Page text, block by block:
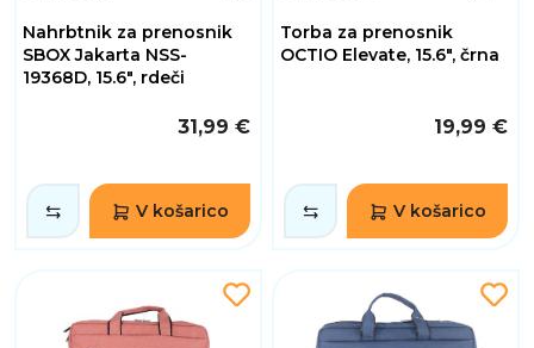
Nahrbtnik za prenosnik
SBOX Jakarta NSS-
19368D, 15.6", rdeči
31,99 €
V košarico
Torba za prenosnik
OCTIO Elevate, 15.6", črna
19,99 €
V košarico